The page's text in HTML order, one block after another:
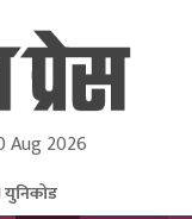
Pvt Ltd.
Aug 2026
युनिकोड